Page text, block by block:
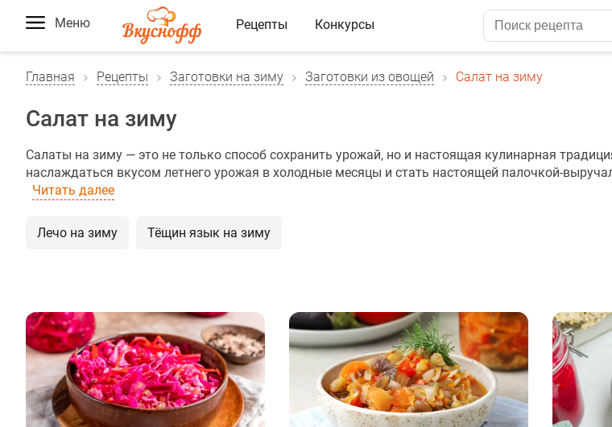
Меню Рецепты Конкурсы
Главная Рецепты Заготовки на зиму Заготовки из овощей Салат на зиму
Салат на зиму
Салаты на зиму — это не только способ сохранить урожай, но и настоящая кулинарная
наслаждаться вкусом летнего урожая в холодные месяцы и стать настоящей палочкой-
Читать далее
Лечо на зиму Тёщин язык на зиму